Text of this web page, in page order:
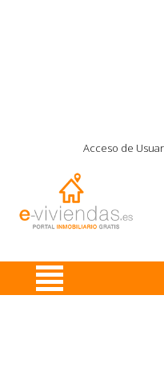
Acceso de